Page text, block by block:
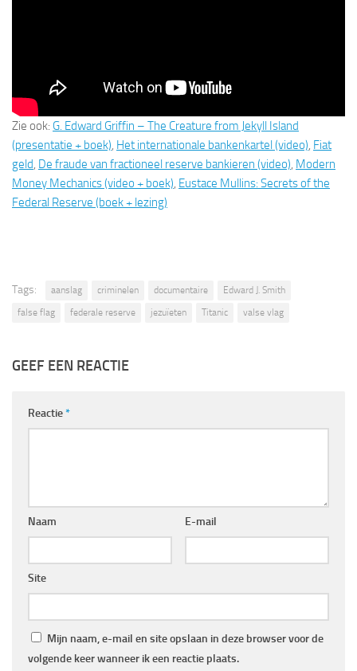
Zie ook: G. Edward Griffin – The Creature from Jekyll Island
(presentatie + boek), Het internationale bankenkartel (video), Fiat
geld, De fraude van fractioneel reserve bankieren (video), Modern
Money Mechanics (video + boek), Eustace Mullins: Secrets of the
Federal Reserve (boek + lezing)
Tags: aanslag criminelen documentaire
Edward J. Smith
false flag
federale reserve jezuïeten Titanic valse vlag
GEEF EEN REACTIE
Reactie*
Naam E-mail
Site
Mijn naam, e-mail en site opslaan in deze browser voor de
volgende keer wanneer ik een reactie plaats.